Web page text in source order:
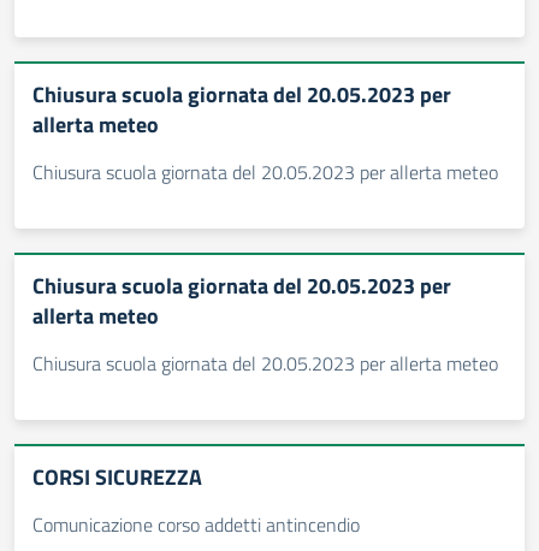
Chiusura scuola giornata del 20.05.2023 per
allerta meteo
Chiusura scuola giornata del 20.05.2023 per allerta meteo
Chiusura scuola giornata del 20.05.2023 per
allerta meteo
Chiusura scuola giornata del 20.05.2023 per allerta meteo
CORSI SICUREZZA
Comunicazione corso addetti antincendio